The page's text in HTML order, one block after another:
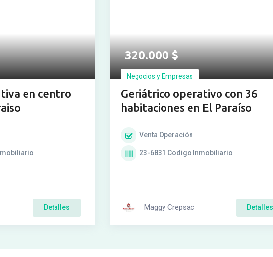
en centro
Detalles
320.000$
Negocios y Empresas
Geriátrico operativo con 36
habitaciones en El Paraíso
Venta Operación
23-6831 Codigo Inmobiliario
Maggy Crepsac Detalles